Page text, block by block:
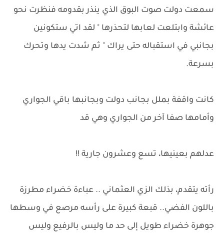
سمعت دولت صوت البوق الذي ينذر بقدومه فنظرت نحو
عائشة وابتلعت لعابها لتحذرها " لقد اتي ستكونين
بجانبي في استقباله حتى يراك " ثم شدت يدها وتحرك
بسرعة.
كانت واقفة بملل بجانب دولت وبجانبها باقي الجواري
وأمامها صفا آخر من الجواري وهي قد
عدلهم بعينيها، تسع وعشرون جارية !!
رأته يتقدم، بذلك الزي العثماني .. عباءة خضراء مطرزة
باللون الفضي.. قبعة كبيرة على رأسه مرصع في وسطها
جوهرة خضراء طويل إلى حد ما وليس بالرفيع وليس